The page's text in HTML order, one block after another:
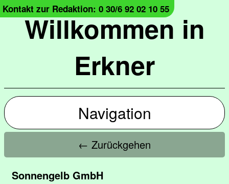
Willkommen in
Erkner
Kontakt zur Redaktion: 0 30/6 92 02 10 55
Navigation
← Zurückgehen
Sonnengelb GmbH